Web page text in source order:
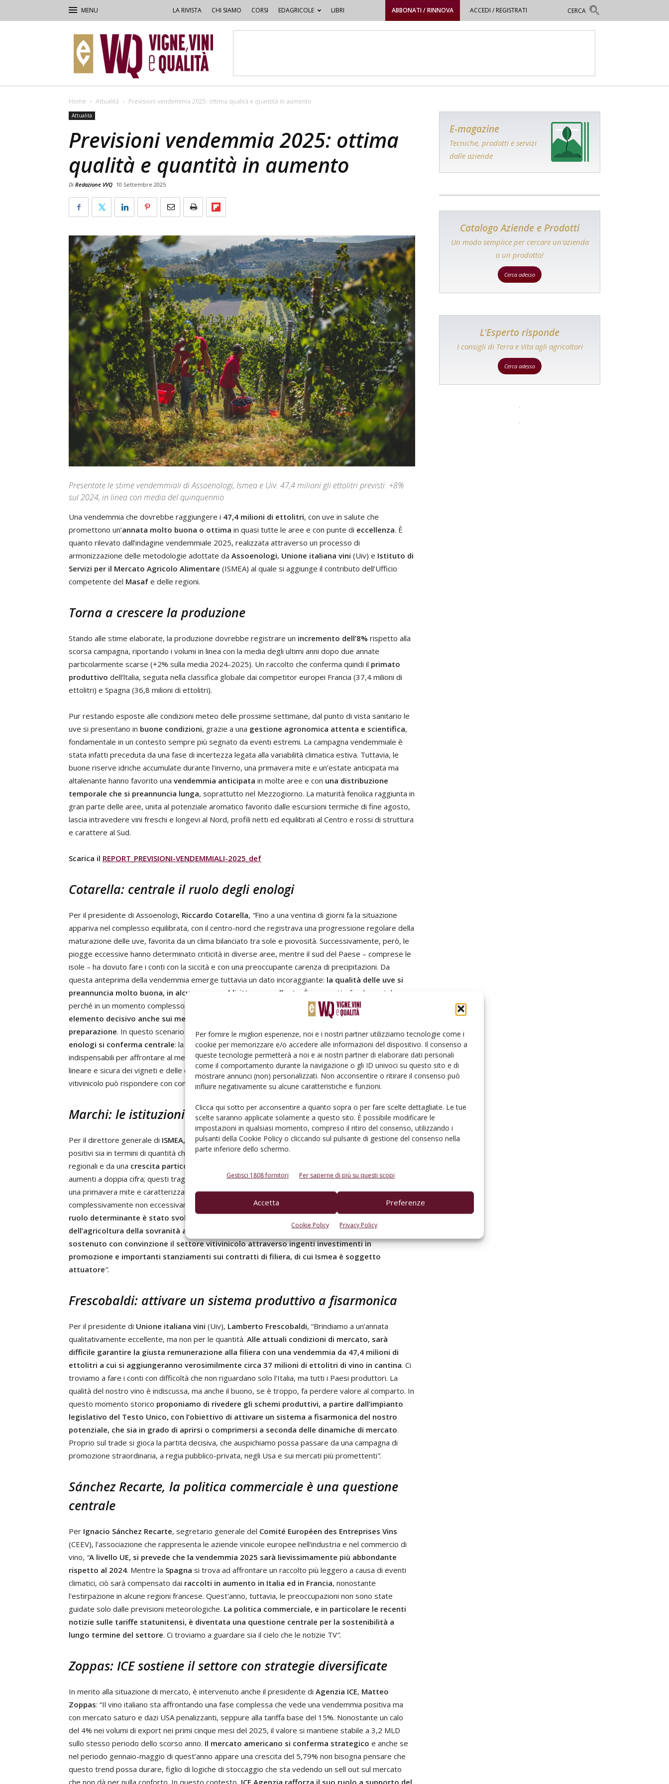
Per fornire le migliori esperienze, noi e i nostri partner utilizziamo tecnologie come i
cookie per memorizzare e/o accedere alle informazioni del dispositivo. Il consenso a
queste tecnologie permetterà a noi e ai nostri partner di elaborare dati personali
come il comportamento durante la navigazione o gli ID univoci su questo sito e di
mostrare annunci (non) personalizzati. Non acconsentire o ritirare il consenso può
influire negativamente su alcune caratteristiche e funzioni.
Clicca qui sotto per acconsentire a quanto sopra o per fare scelte dettagliate. Le tue
scelte saranno applicate solamente a questo sito. È possibile modificare le
impostazioni in qualsiasi momento, compreso il ritiro del consenso, utilizzando i
pulsanti della Cookie Policy o cliccando sul pulsante di gestione del consenso nella
parte inferiore dello schermo.
Gestisci 1808 fornitori Per saperne di più su questi scopi
Accetta Preferenze
Cookie Policy Privacy Policy
LA RIVISTA CHI SIAMO CORSI EDAGRICOLE LIBRI ABBONATI / RINNOVA ACCEDI / REGISTRATI
–
Vigne,
Vini
&
Home Attualità Previsioni vendemmia 2025: ottima qualità e quantità in aumento
Attualità
Previsioni vendemmia 2025: ottima
qualità e quantità in aumento
Di Redazione VVQ 10 Settembre 2025
Presentate le stime vendemmiali di Assoenologi, Ismea e Uiv. 47,4 milioni gli ettolitri previsti: +8%
sul 2024, in linea con media del quinquennio
Una vendemmia che dovrebbe raggiungere i 47,4 milioni di ettolitri, con uve in salute che
promettono un’annata molto buona o ottima in quasi tutte le aree e con punte di eccellenza. È
quanto rilevato dall’indagine vendemmiale 2025, realizzata attraverso un processo di
armonizzazione delle metodologie adottate da Assoenologi, Unione italiana vini (Uiv) e Istituto di
Servizi per il Mercato Agricolo Alimentare (ISMEA) al quale si aggiunge il contributo dell’Ufficio
competente del Masaf e delle regioni.
Torna a crescere la produzione
Stando alle stime elaborate, la produzione dovrebbe registrare un incremento dell’8% rispetto alla
scorsa campagna, riportando i volumi in linea con la media degli ultimi anni dopo due annate
particolarmente scarse (+2% sulla media 2024-2025). Un raccolto che conferma quindi il primato
produttivo dell’ltalia, seguita nella classifica globale dai competitor europei Francia (37,4 milioni di
ettolitri) e Spagna (36,8 milioni di ettolitri).
Pur restando esposte alle condizioni meteo delle prossime settimane, dal punto di vista sanitario le
uve si presentano in buone condizioni, grazie a una gestione agronomica attenta e scientifica,
fondamentale in un contesto sempre più segnato da eventi estremi. La campagna vendemmiale è
stata infatti preceduta da una fase di incertezza legata alla variabilità climatica estiva. Tuttavia, le
buone riserve idriche accumulate durante l’inverno, una primavera mite e un’estate anticipata ma
altalenante hanno favorito una vendemmia anticipata in molte aree e con una distribuzione
temporale che si preannuncia lunga, soprattutto nel Mezzogiorno. La maturità fenolica raggiunta in
gran parte delle aree, unita al potenziale aromatico favorito dalle escursioni termiche di fine agosto,
lascia intravedere vini freschi e longevi al Nord, profili netti ed equilibrati al Centro e rossi di struttura
e carattere al Sud.
Scarica il REPORT_PREVISIONI-VENDEMMIALI-2025_def
Cotarella: centrale il ruolo degli enologi
Per il presidente di Assoenologi, Riccardo Cotarella, “Fino a una ventina di giorni fa la situazione
appariva nel complesso equilibrata, con il centro-nord che registrava una progressione regolare della
maturazione delle uve, favorita da un clima bilanciato tra sole e piovosità. Successivamente, però, le
piogge eccessive hanno determinato criticità in diverse aree, mentre il sud del Paese – comprese le
isole – ha dovuto fare i conti con la siccità e con una preoccupante carenza di precipitazioni. Da
questa anteprima della vendemmia emerge tuttavia un dato incoraggiante: la qualità delle uve si
preannuncia molto buona, in alcune zone addirittura eccellente
. È un aspetto fondamentale,
perché in un momento complesso come quello che stiamo vivendo,
la qualità dei vini diventa un
elemento decisivo anche sui mercati e richiede un’attenzione ancora maggiore nella loro
preparazione. In questo scenario contraddittorio e imprevedibile, ancora una voltail ruolo degli
enologi si conferma centrale: la loro scienza, esperienza e conoscenza sono strumenti
indispensabili per affrontare al meglio i cambiamenti climatici e per garantire una conduzione più
lineare e sicura dei vigneti e delle cantine. È grazie al lavoro quotidiano degli enologi che il settore
vitivinicolo può rispondere con competenza a un clima sempre più incerto”.
Marchi: le istituzioni sostengono il settore
Per il direttore generale di ISMEA, Sergio Marchi ,“La vendemmia 2025 registra risultati ampiamente
positivi sia in termini di quantità che di qualità, con un andamento confermato anche dalle stime
regionali e da una crescita particolarmente significativa nel Mezzogiorno
aumenti a doppia cifra; questi traguardi sono il risultato di condizioni meteorologiche favorevoli, con
una primavera mite e caratterizzata da un equilibrio ottimale di precipitazioni e un’estate
complessivamente non eccessivamente calda, unite a un solido quadro di sostegno istituzionale.Un
ruolo determinante è stato svolto dalle politiche del Governo Meloni, dal Ministero
dell’agricoltura della sovranità alimentare e dal Ministro Francesco Lollobrigida, che hanno
sostenuto con convinzione il settore vitivinicolo attraverso ingenti investimenti in
promozione e importanti stanziamenti sui contratti di filiera, di cui Ismea è soggetto
attuatore”.
Frescobaldi: attivare un sistema produttivo a fisarmonica
Per il presidente di Unione italiana vini (Uiv), Lamberto Frescobaldi, “Brindiamo a un’annata
qualitativamente eccellente, ma non per le quantità. Alle attuali condizioni di mercato, sarà
difficile garantire la giusta remunerazione alla filiera con una vendemmia da 47,4 milioni di
ettolitri a cui si aggiungeranno verosimilmente circa 37 milioni di ettolitri di vino in cantina. Ci
troviamo a fare i conti con difficoltà che non riguardano solo l’Italia, ma tutti i Paesi produttori. La
qualità del nostro vino è indiscussa, ma anche il buono, se è troppo, fa perdere valore al comparto. In
questo momento storico proponiamo di rivedere gli schemi produttivi, a partire dall’impianto
legislativo del Testo Unico, con l’obiettivo di attivare un sistema a fisarmonica del nostro
potenziale, che sia in grado di aprirsi o comprimersi a seconda delle dinamiche di mercato.
Proprio sul trade si gioca la partita decisiva, che auspichiamo possa passare da una campagna di
promozione straordinaria, a regia pubblico-privata, negli Usa e sui mercati più promettenti”.
Sánchez Recarte, la politica commerciale è una questione
centrale
Per Ignacio Sánchez Recarte, segretario generale del Comité Européen des Entreprises Vins
(CEEV), l'associazione che rappresenta le aziende vinicole europee nell'industria e nel commercio di
vino, “A livello UE, si prevede che la vendemmia 2025 sarà lievissimamente più abbondante
rispetto al 2024. Mentre la Spagna si trova ad affrontare un raccolto più leggero a causa di eventi
climatici, ciò sarà compensato dai raccolti in aumento in Italia ed in Francia, nonostante
l'estirpazione in alcune regioni francese. Quest'anno, tuttavia, le preoccupazioni non sono state
guidate solo dalle previsioni meteorologiche. La politica commerciale, e in particolare le recenti
notizie sulle tariffe statunitensi, è diventata una questione centrale per la sostenibilità a
lungo termine del settore. Ci troviamo a guardare sia il cielo che le notizie TV”.
Zoppas: ICE sostiene il settore con strategie diversificate
In merito alla situazione di mercato, è intervenuto anche il presidente di Agenzia ICЕ, Matteo
Zoppas: “Il vino italiano sta affrontando una fase complessa che vede una vendemmia positiva ma
con mercato saturo e dazi USA penalizzanti, seppure alla tariffa base del 15%. Nonostante un calo
del 4% nei volumi di export nei primi cinque mesi del 2025, il valore si mantiene stabile a 3,2 MLD
sullo stesso periodo dello scorso anno. Il mercato americano si conferma strategico e anche se
nel periodo gennaio-maggio di quest’anno appare una crescita del 5,79% non bisogna pensare che
questo trend possa durare, figlio di logiche di stoccaggio che sta vedendo un sell out sul mercato
che non dà per nulla conforto. In questo contesto, ICE Agenzia rafforza il suo ruolo a supporto del
E-magazine
Tecniche, prodotti e servizi
dalle aziende
Catalogo Aziende e Prodotti
Un modo semplice per cercare un'azienda
o un prodotto!
Cerca adesso
L'Esperto risponde
I consigli di Terra e Vita agli agricoltori
Cerca adesso